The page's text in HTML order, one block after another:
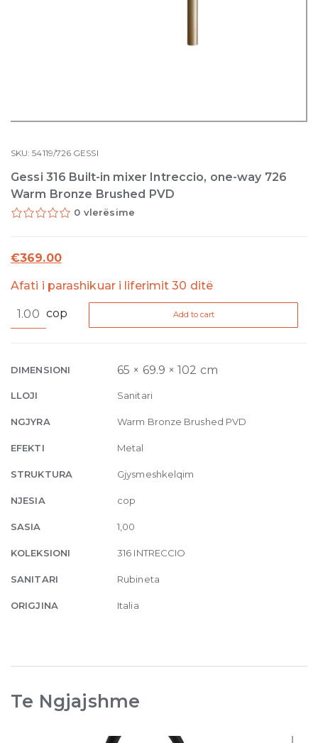
SKU:54119/726 GESSI
Gessi 316 Built-in mixer Intreccio, one-way 726
Warm Bronze Brushed PVD
0 vlerësime
€369.00
Afati i parashikuar i liferimit 30 ditë
316
mixer
one-
way
Warm
Bronze
PVD
quantity
cop Add to cart
DIMENSIONI 65 × 69.9 × 102 cm
LLOJI Sanitari
NGJYRA Warm Bronze Brushed PVD
EFEKTI Metal
STRUKTURA Gjysmeshkelqim
NJESIA cop
SASIA 1,00
KOLEKSIONI 316 INTRECCIO
SANITARI Rubineta
ORIGJINA Italia
Te Ngjajshme